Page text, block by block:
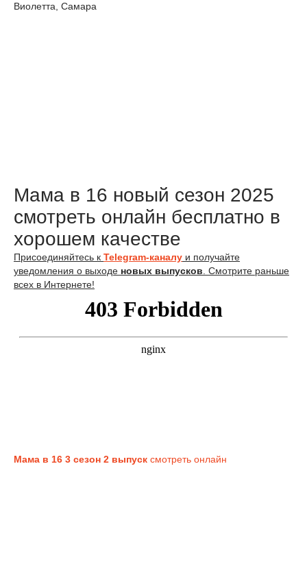
Виолетта, Самара
Мама в 16 новый сезон 2025
смотреть онлайн бесплатно в
хорошем качестве
Присоединяйтесь к Telegram-каналу и получайте
уведомления о выходе новых выпусков. Смотрите раньше
всех в Интернете!
Мама в 16 3 сезон 2 выпуск смотреть онлайн